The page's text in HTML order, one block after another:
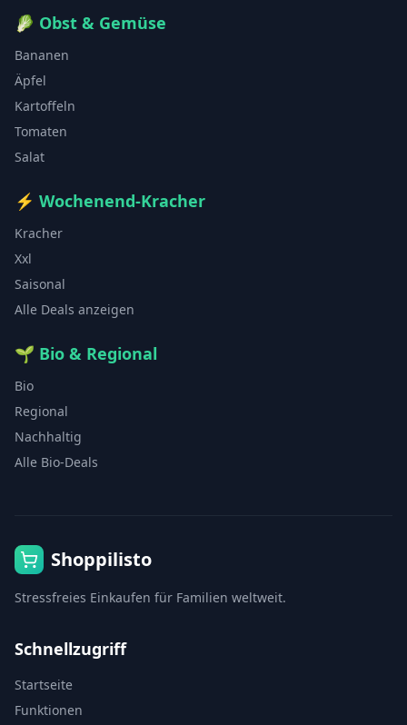
🥬 Obst & Gemüse
Bananen
Äpfel
Kartoffeln
Tomaten
Salat
⚡ Wochenend-Kracher
Kracher
Xxl
Saisonal
Alle Deals anzeigen
🌱 Bio & Regional
Bio
Regional
Nachhaltig
Alle Bio-Deals
Shoppilisto
Stressfreies Einkaufen für Familien weltweit.
Schnellzugriff
Startseite
Funktionen